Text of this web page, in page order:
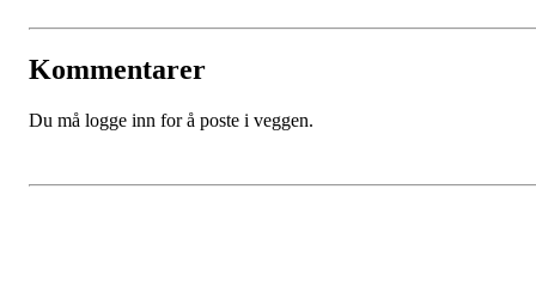
Kommentarer
Du må logge inn for å poste i veggen.